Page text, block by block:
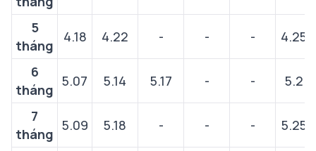
5
tháng
4.18 4.22 - - - 4.25
6
tháng
5.07 5.14 5.17 - - 5.2
7
tháng
5.09 5.18 - - - 5.25